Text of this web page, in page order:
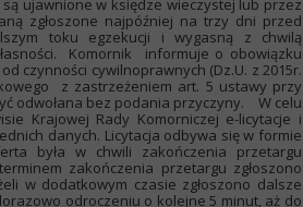
ujawnione w księdze wieczystej lub przez
zgłoszone najpóźniej na trzy dni przed
toku egzekucji i wygasną z chwilą
Komornik informuje o obowiązku
czynności cywilnoprawnych (Dz.U. z 2015r.
z zastrzeżeniem art. 5 ustawy przy
odwołana bez podania przyczyny. W celu
Krajowej Rady Komorniczej e-licytacje i
danych. Licytacja odbywa się w formie
była w chwili zakończenia przetargu
zakończenia przetargu zgłoszono
w dodatkowym czasie zgłoszono dalsze
odroczeniu o kolejne 5 minut, aż do